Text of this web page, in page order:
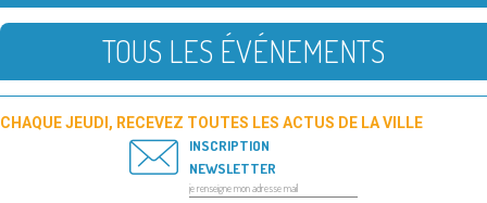
TOUS LES ÉVÉNEMENTS
CHAQUE JEUDI, RECEVEZ TOUTES LES ACTUS DE LA VILLE
INSCRIPTION
NEWSLETTER